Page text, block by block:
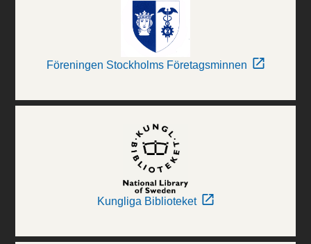
Föreningen Stockholms Företagsminnen
Kungliga Biblioteket